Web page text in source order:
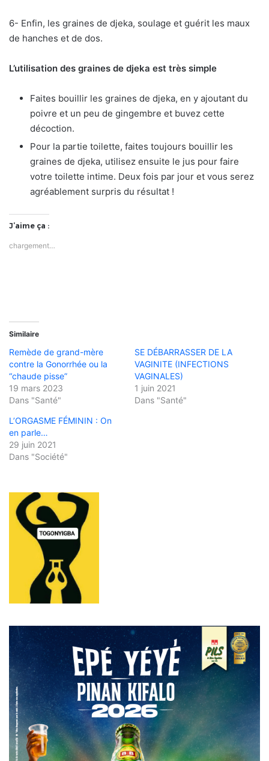
6- Enfin, les graines de djeka, soulage et guérit les maux
de hanches et de dos.
L’utilisation des graines de djeka est très simple
Faites bouillir les graines de djeka, en y ajoutant du
poivre et un peu de gingembre et buvez cette
décoction.
Pour la partie toilette, faites toujours bouillir les
graines de djeka, utilisez ensuite le jus pour faire
votre toilette intime. Deux fois par jour et vous serez
agréablement surpris du résultat !
J’aime ça :
chargement…
Similaire
Remède de grand-mère
contre la Gonorrhée ou la
“chaude pisse”
19 mars 2023
Dans "Santé"
SE DÉBARRASSER DE LA
VAGINITE (INFECTIONS
VAGINALES)
1 juin 2021
Dans "Santé"
L’ORGASME FÉMININ : On
en parle…
29 juin 2021
Dans "Société"